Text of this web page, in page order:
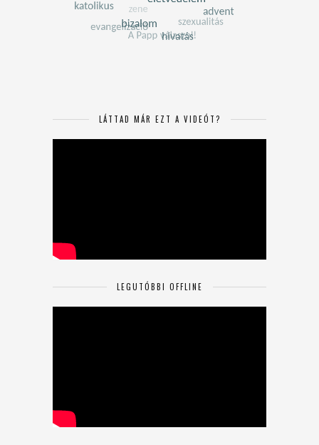
LÁTTAD MÁR EZT A VIDEÓT?
LEGUTÓBBI OFFLINE